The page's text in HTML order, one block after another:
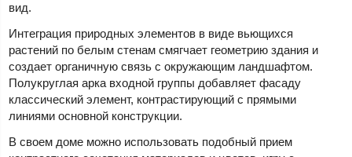
вид.
Интеграция природных элементов в виде вьющихся
растений по белым стенам смягчает геометрию здания и
создает органичную связь с окружающим ландшафтом.
Полукруглая арка входной группы добавляет фасаду
классический элемент, контрастирующий с прямыми
линиями основной конструкции.
В своем доме можно использовать подобный прием